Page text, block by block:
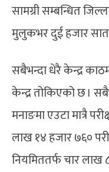
सामग्री सम्बन्धित
मुलुकभर दुई हजार
सबैभन्दा धेरै केन्द्र
केन्द्र तोकिएको छ ।
मनाङमा एउटा मात्रै
लाख १४ हजार ७६०
नियमिततर्फ चार लाख